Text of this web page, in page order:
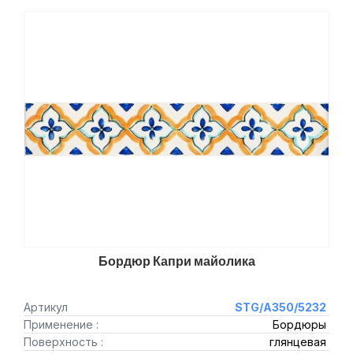
Бордюр Капри майолика
Артикул
STG/A350/5232
Применение :
Бордюры
Поверхность :
глянцевая